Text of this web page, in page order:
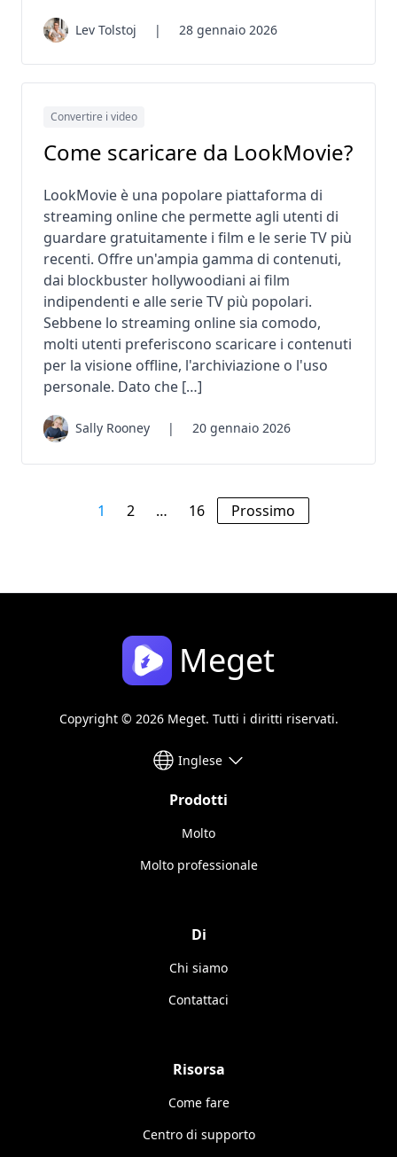
Lev Tolstoj | 28 gennaio 2026
Convertire i video
Come scaricare da LookMovie?
LookMovie è una popolare piattaforma di
streaming online che permette agli utenti di
guardare gratuitamente i film e le serie TV più
recenti. Offre un'ampia gamma di contenuti,
dai blockbuster hollywoodiani ai film
indipendenti e alle serie TV più popolari.
Sebbene lo streaming online sia comodo,
molti utenti preferiscono scaricare i contenuti
per la visione offline, l'archiviazione o l'uso
personale. Dato che […]
Sally Rooney | 20 gennaio 2026
1 2 … 16 Prossimo
Meget
Copyright © 2026 Meget. Tutti i diritti riservati.
Inglese
Prodotti
Molto
Molto professionale
Di
Chi siamo
Contattaci
Risorsa
Come fare
Centro di supporto